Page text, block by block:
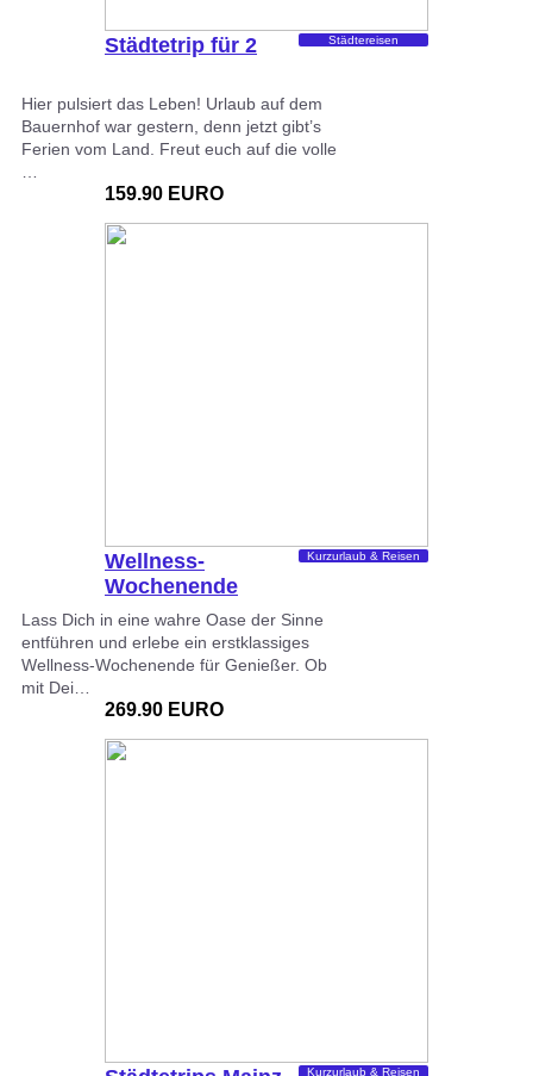
Städtetrip für 2 Städtereisen
Hier pulsiert das Leben! Urlaub auf dem
Bauernhof war gestern, denn jetzt gibt’s
Ferien vom Land. Freut euch auf die volle
159.90 EURO
Wellness-
Wochenende
Deluxe Mainz
Kurzurlaub & Reisen
Lass Dich in eine wahre Oase der Sinne
entführen und erlebe ein erstklassiges
Wellness-Wochenende für Genießer. Ob
mit Dei…
269.90 EURO
Kurzurlaub & Reisen